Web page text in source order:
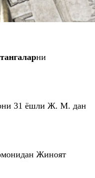
ни
31 ёшли Ж. М. дан
Жиноят